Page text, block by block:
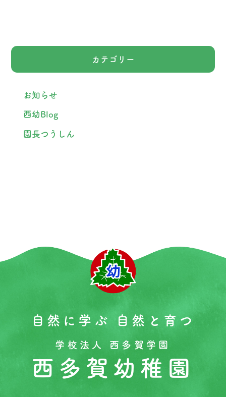
カテゴリー
お知らせ
西幼Blog
園長つうしん
自然に学ぶ 自然と育つ
学校法人 西多賀学園
西多賀幼稚園